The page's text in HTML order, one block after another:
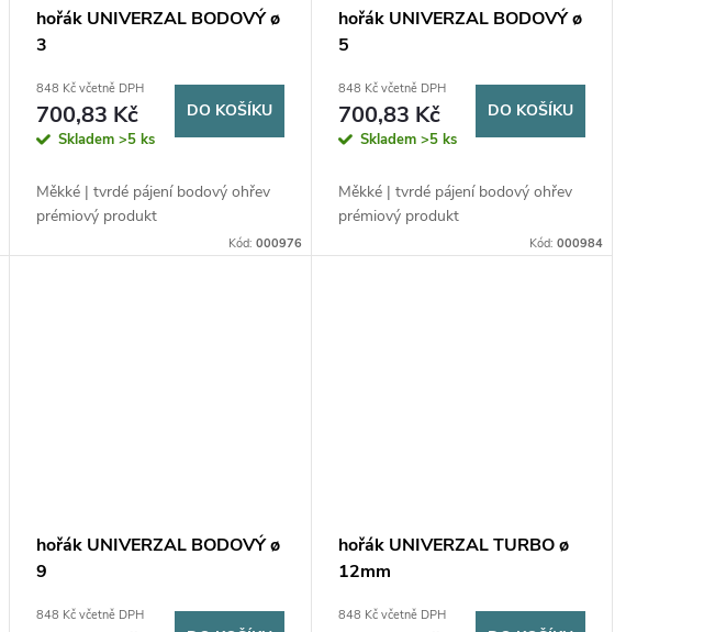
hořák UNIVERZAL BODOVÝ ø
3
848 Kč včetně DPH
700,83 Kč
Skladem>5 ks
DO KOŠÍKU
Měkké | tvrdé pájení bodový ohřev
prémiový produkt
Kód: 000976
hořák UNIVERZAL BODOVÝ ø
5
848 Kč včetně DPH
700,83 Kč
Skladem >5 ks
DO KOŠÍKU
Měkké | tvrdé pájení bodový ohřev
prémiový produkt
Kód: 000984
hořák UNIVERZAL BODOVÝ ø
9
848 Kč včetně DPH
hořák UNIVERZAL TURBO ø
12mm
848 Kč včetně DPH